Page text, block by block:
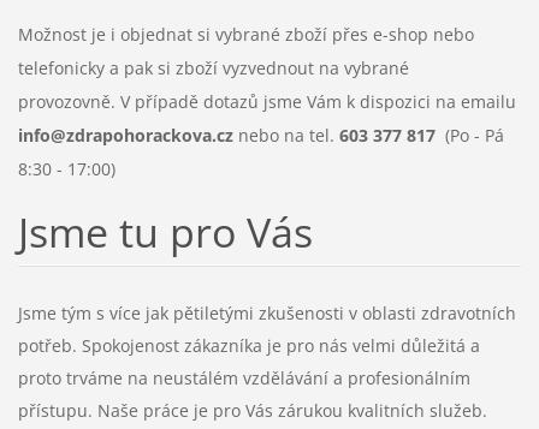
Možnost je i objednat si vybrané zboží přes e-shop nebo
telefonicky a pak si zboží vyzvednout na vybrané
provozovně. V případě dotazů jsme Vám k dispozici na emailu
info@zdrapohorackova.cznebo na tel. 603 377 817 (Po - Pá
8:30 - 17:00)
Jsme tu pro Vás
Jsme tým s více jak pětiletými zkušenosti v oblasti zdravotních
potřeb. Spokojenost zákazníka je pro nás velmi důležitá a
proto trváme na neustálém vzdělávání a profesionálním
přístupu. Naše práce je pro Vás zárukou kvalitních služeb.